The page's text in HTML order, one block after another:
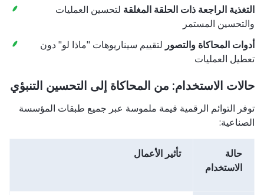
التغذية الراجعة ذات الحلقة المغلقة لتحسين العمليات
والتحسين المستمر
أدوات المحاكاة والتصور لتقييم سيناريوهات "ماذا لو" دون
تعطيل العمليات
حالات الاستخدام: من المحاكاة إلى التحسين التنبؤي
توفر التوائم الرقمية قيمة ملموسة عبر جميع طبقات المؤسسة
الصناعية:
حالة
الاستخدام
تأثير الأعمال